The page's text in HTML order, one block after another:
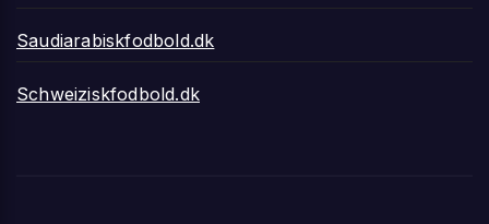
Saudiarabiskfodbold.dk
Schweiziskfodbold.dk